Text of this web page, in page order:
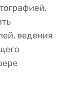
ведения